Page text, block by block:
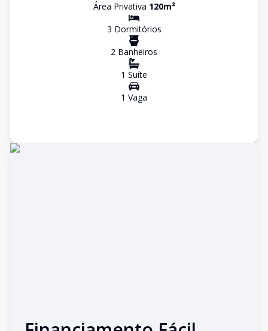
Área Privativa 120m²
3 Dormitórios
2 Banheiros
1 Suíte
1 Vaga